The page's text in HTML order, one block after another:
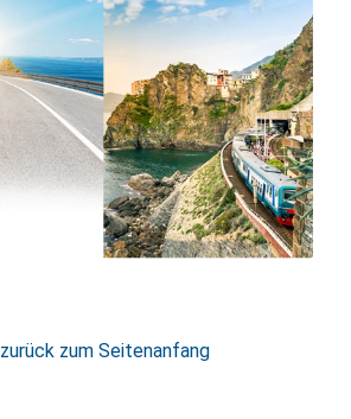
zurück zum Seitenanfang